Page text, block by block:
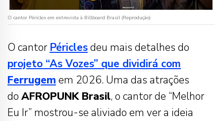
O cantor Péricles em entrevista à Billboard Brasil (Reprodução)
O cantor Périclesdeu mais detalhes do
projeto “As Vozes” que dividirá com
Ferrugem em 2026. Uma das atrações
do AFROPUNK Brasil, o cantor de “Melhor
Eu Ir” mostrou-se aliviado em ver a ideia